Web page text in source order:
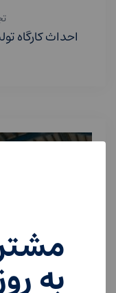
احداث کارگاه
به